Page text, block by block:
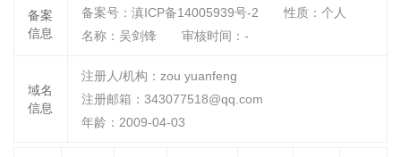
备案
信息
备案号：滇ICP备14005939号-2 性质： 个人
名称： 吴剑锋 审核时间： -
域名
信息
注册人/机构：zou yuanfeng
注册邮箱：343077518@qq.com
年龄：2009-04-03